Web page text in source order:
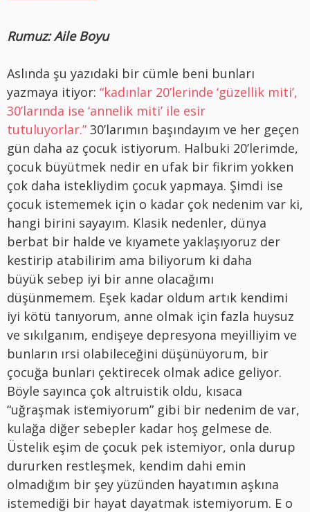
Rumuz: Aile Boyu
Aslında şu yazıdaki bir cümle beni bunları
yazmaya itiyor: “kadınlar 20’lerinde ‘güzellik miti’,
30’larında ise ‘annelik miti’ ile esir
tutuluyorlar.” 30’larımın başındayım ve her geçen
gün daha az çocuk istiyorum. Halbuki 20’lerimde,
çocuk büyütmek nedir en ufak bir fikrim yokken
çok daha istekliydim çocuk yapmaya. Şimdi ise
çocuk istememek için o kadar çok nedenim var ki,
hangi birini sayayım. Klasik nedenler, dünya
berbat bir halde ve kıyamete yaklaşıyoruz der
kestirip atabilirim ama biliyorum ki daha
büyük sebep iyi bir anne olacağımı
düşünmemem. Eşek kadar oldum artık kendimi
iyi kötü tanıyorum, anne olmak için fazla huysuz
ve sıkılganım, endişeye depresyona meyilliyim ve
bunların ırsi olabileceğini düşünüyorum, bir
çocuğa bunları çektirecek olmak adice geliyor.
Böyle sayınca çok altruistik oldu, kısaca
“uğraşmak istemiyorum” gibi bir nedenim de var,
kulağa diğer sebepler kadar hoş gelmese de.
Üstelik eşim de çocuk pek istemiyor, onla durup
dururken restleşmek, kendim dahi emin
olmadığım bir şey yüzünden hayatımın aşkına
istemediği bir hayat dayatmak istemiyorum. E o